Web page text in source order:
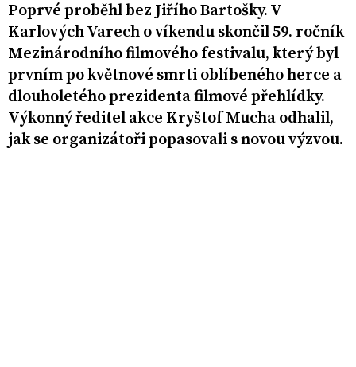
Poprvé proběhl bez Jiřího Bartošky. V
Karlových Varech o víkendu skončil 59. ročník
Mezinárodního filmového festivalu, který byl
prvním po květnové smrti oblíbeného herce a
dlouholetého prezidenta filmové přehlídky.
Výkonný ředitel akce Kryštof Mucha odhalil,
jak se organizátoři popasovali s novou výzvou.